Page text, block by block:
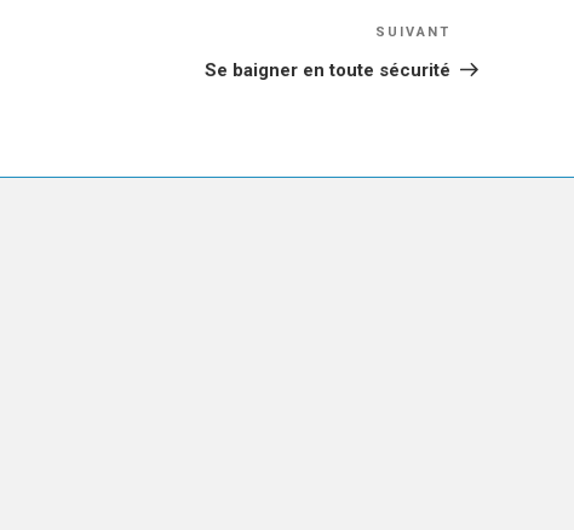
SUIVANT
Se baigner en toute sécurité